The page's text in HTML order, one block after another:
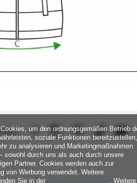
um den ordnungsgemäßen Betrieb
soziale Funktionen bereitzustellen,
zu analysieren und Marketingmaßnahmen
sowohl durch uns als auch durch unsere
Partner. Cookies werden auch zur
von Werbung verwendet. Weitere
Sie in der
. Weitere